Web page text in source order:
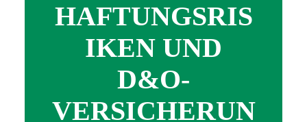
HAFTUNGSRIS
IKEN UND
D&O-
VERSICHERUN